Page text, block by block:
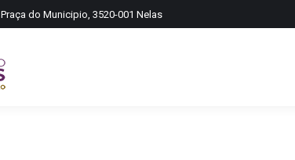
Praça do Municipio, 3520-001 Nelas